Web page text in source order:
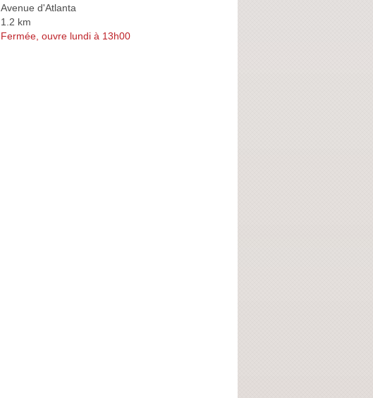
Avenue d'Atlanta
1.2 km
Fermée, ouvre lundi à 13h00